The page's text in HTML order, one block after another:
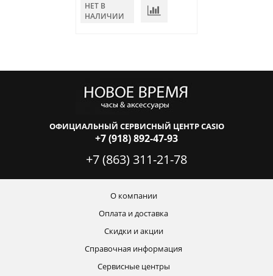
НЕТ В
НАЛИЧИИ
ОФИЦИАЛЬНЫЙ СЕРВИСНЫЙ ЦЕНТР CASIO
+7 (918) 892-47-93
+7 (863) 311-21-78
О компании
Оплата и доставка
Скидки и акции
Справочная информация
Сервисные центры